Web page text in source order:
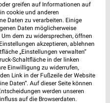
Uhr | Geöffnet
1 Prospekt
13:30 - 18:00 Uhr |
greifen auf Informationen auf
cookie und anderen
Daten zu verarbeiten. Einige
Daten möglicherweise
dem zu widersprechen, öffnen
akzeptieren, ablehnen
„Einstellungen verwalten“
Schaltfläche in der linken
Einwilligung zu widerrufen,
Link in der Fußzeile der Website
Daten“. Auf dieser Seite können
werden unseren
auf die Browserdaten.